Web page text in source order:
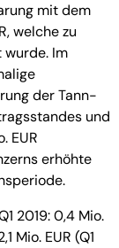
mit dem
welche zu
wurde. Im
der Tann-
und
EUR
erhöhte
2019: 0,4 Mio.
Mio. EUR (Q1